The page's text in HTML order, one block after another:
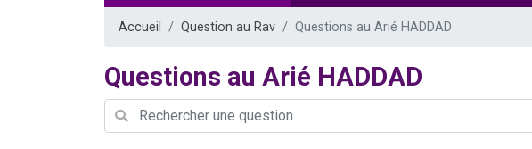
Accueil Question au Rav Questions au Arié HADDAD
Questions au Arié HADDAD